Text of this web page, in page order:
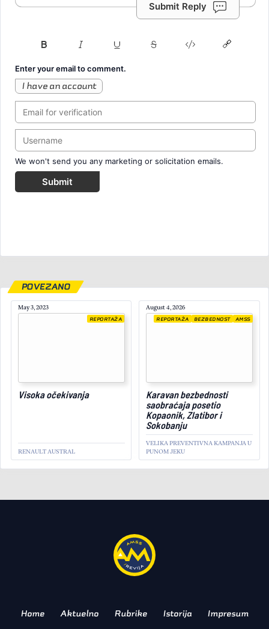
Submit Reply
Enter your email to comment.
I have an account
We won't send you any marketing or solicitation emails.
Submit
POVEZANO
May 3, 2023
Visoka očekivanja
RENAULT AUSTRAL
REPORTAŽA
August 4, 2026
Karavan bezbednosti
saobraćaja posetio
Kopaonik, Zlatibor i
Sokobanju
VELIKA PREVENTIVNA KAMPANJA U
PUNOM JEKU
REPORTAŽA BEZBEDNOST AMSS
July 19, 2023
budućnost
Home Aktuelno Rubrike Istorija Impresum